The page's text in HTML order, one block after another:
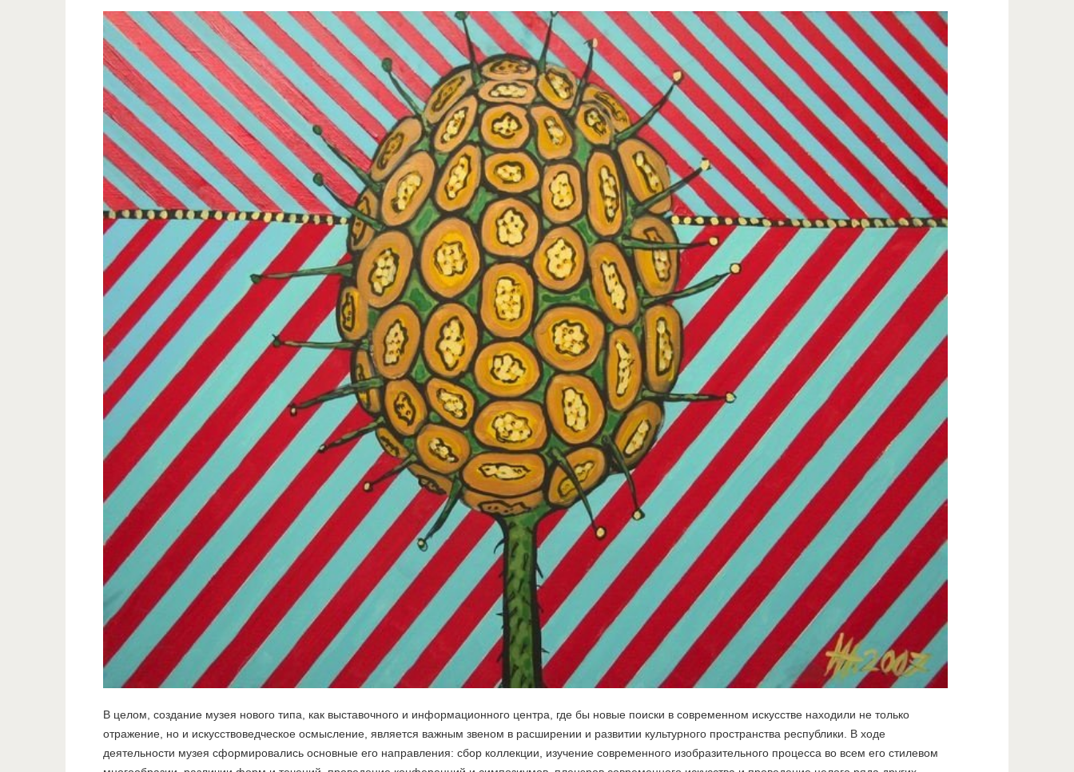
В целом, создание музея нового типа, как выставочного и информационного центра, где бы новые поиски в современном искусстве находили не только
отражение, но и искусствоведческое осмысление, является важным звеном в расширении и развитии культурного пространства республики. В ходе
деятельности музея сформировались основные его направления: сбор коллекции, изучение современного изобразительного процесса во всем его стилевом